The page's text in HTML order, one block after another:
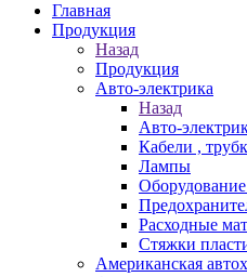
Главная
Продукция
Назад
Продукция
Авто-электрика
Назад
Авто-
Кабели ,
Лампы
Расходные
Стяжки
Американская